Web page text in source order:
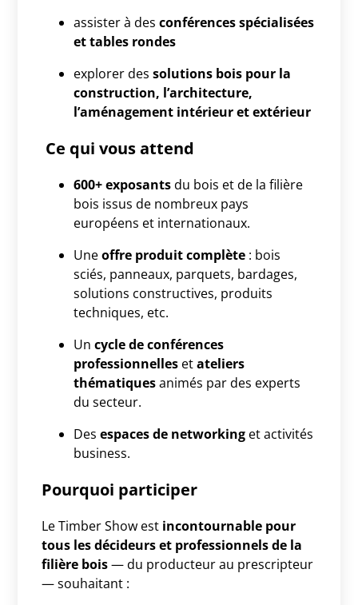
assister à desconférences spécialisées
et tables rondes
explorer dessolutions bois pour la
construction, l’architecture,
l’aménagement intérieur et extérieur
Ce qui vous attend
600+ exposantsdu bois et de la filière
bois issus de nombreux pays
européens et internationaux.
Uneoffre produit complète : bois
sciés, panneaux, parquets, bardages,
solutions constructives, produits
techniques, etc.
Uncycle de conférences
professionnelles etateliers
thématiquesanimés par des experts
du secteur.
Desespaces de networking et activités
business.
Pourquoi participer
Le Timber Show est incontournable pour
tous les décideurs et professionnels de la
filière bois— du producteur au prescripteur
— souhaitant :